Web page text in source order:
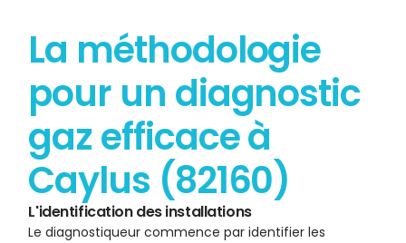
La méthodologie
pour un diagnostic
gaz efficace à
Caylus (82160)
L'identification des installations
Le diagnostiqueur commence par identifier les